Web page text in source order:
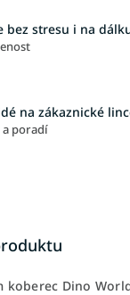
bez stresu i na
na zákaznické
a poradí
koberec Dino